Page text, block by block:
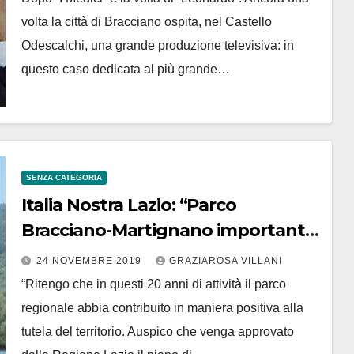
volta la città di Bracciano ospita, nel Castello
Odescalchi, una grande produzione televisiva: in
questo caso dedicata al più grande…
SENZA CATEGORIA
Italia Nostra Lazio: “Parco
Bracciano-Martignano importante
per tutela, ora Piano di Assetto per
certezze urbanistiche”
24 NOVEMBRE 2019 GRAZIAROSA VILLANI
“Ritengo che in questi 20 anni di attività il parco
regionale abbia contribuito in maniera positiva alla
tutela del territorio. Auspico che venga approvato